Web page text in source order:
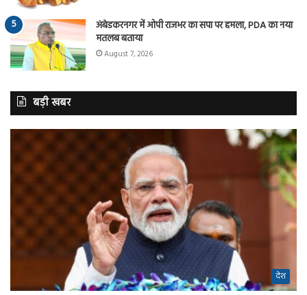
अंबेडकरनगर में ओपी राजभर का सपा पर हमला, PDA का नया
मतलब बताया
August 7, 2026
बड़ी खबर
देश